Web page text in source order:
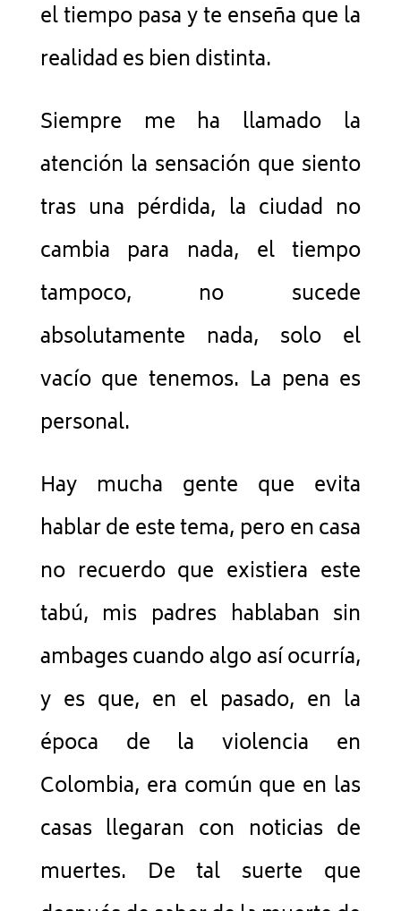
el tiempo pasa y te enseña que la
realidad es bien distinta.
Siempre me ha llamado la
atención la sensación que siento
tras una pérdida, la ciudad no
cambia para nada, el tiempo
tampoco, no sucede
absolutamente nada, solo el
vacío que tenemos. La pena es
personal.
Hay mucha gente que evita
hablar de este tema, pero en casa
no recuerdo que existiera este
tabú, mis padres hablaban sin
ambages cuando algo así ocurría,
y es que, en el pasado, en la
época de la violencia en
Colombia, era común que en las
casas llegaran con noticias de
muertes. De tal suerte que